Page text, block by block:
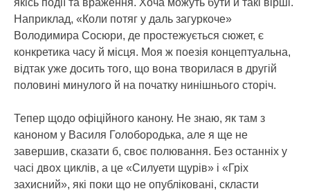
Наприклад, «Коли потяг у даль загуркоче»
Володимира Сосюри, де простежується сюжет, є
конкретика часу й місця. Моя ж поезія концептуальна,
відтак уже досить того, що вона творилася в другій
половині минулого й на початку нинішнього сторіч.
Тепер щодо офіційного канону. Не знаю, як там з
каноном у Василя Голобородька, але я ще не
завершив, сказати б, своє полювання. Без останніх у
часі двох циклів, а це «Силуети щурів» і «Гріх
захисний», які поки що не опубліковані, скласти